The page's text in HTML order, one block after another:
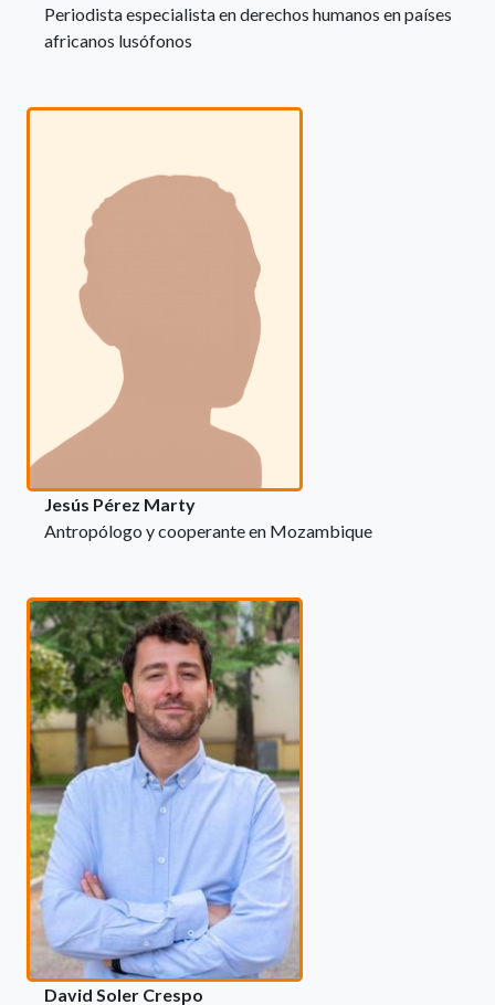
Periodista especialista en derechos humanos en países
africanos lusófonos
Jesús Pérez Marty
Antropólogo y cooperante en Mozambique
David Soler Crespo